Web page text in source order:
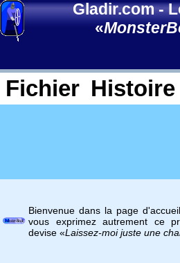
Gladir.com-
«
Fichier Histoire
Bienvenue dans la page
vous exprimez autrement ce
devise «Laissez-moi juste une